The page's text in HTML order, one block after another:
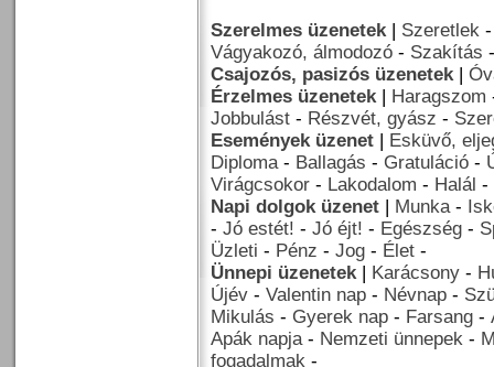
Szerelmes üzenetek| Szeretlek
Vágyakozó, álmodozó - Szakítás
Csajozós, pasizós üzenetek|
Érzelmes üzenetek| Haragszom
Jobbulást - Részvét, gyász -
Események üzenet | Esküvő,
Diploma- Ballagás - Gratuláció -
Virágcsokor - Lakodalom - Halál -
Napi dolgok üzenet | Munka-
- Jó estét! - Jó éjt! - Egészség -
Üzleti - Pénz - Jog - Élet -
Ünnepi üzenetek| Karácsony -
Újév - Valentin nap - Névnap -
Mikulás - Gyerek nap - Farsang -
Apák napja- Nemzeti ünnepek -
fogadalmak -